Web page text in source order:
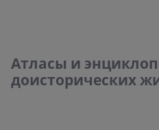
Атласы и
доисторических